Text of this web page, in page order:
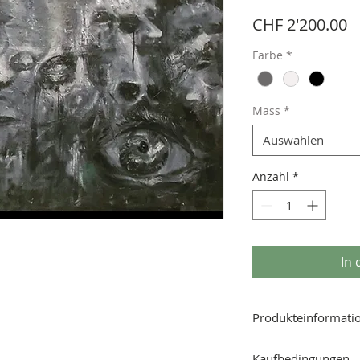
CHF 2'200.00
Farbe *
Mass *
Auswählen
Anzahl *
In